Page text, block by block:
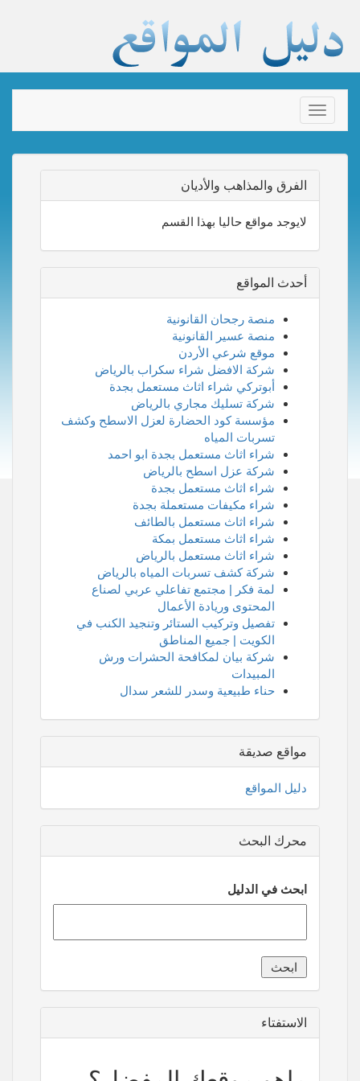
Toggle
navigation
الفرق والمذاهب والأديان
لايوجد مواقع حاليا بهذا القسم
أحدث المواقع
منصة رجحان القانونية
منصة عسير القانونية
موقع شرعي الأردن
شركة الافضل شراء سكراب بالرياض
أبوتركي شراء اثاث مستعمل بجدة
شركة تسليك مجاري بالرياض
مؤسسة كود الحضارة لعزل الاسطح وكشف
تسربات المياه
شراء اثاث مستعمل بجدة ابو احمد
شركة عزل اسطح بالرياض
شراء اثاث مستعمل بجدة
شراء مكيفات مستعملة بجدة
شراء اثاث مستعمل بالطائف
شراء اثاث مستعمل بمكة
شراء اثاث مستعمل بالرياض
شركة كشف تسربات المياه بالرياض
لمة فكر | مجتمع تفاعلي عربي لصناع
المحتوى وريادة الأعمال
تفصيل وتركيب الستائر وتنجيد الكنب في
الكويت | جميع المناطق
شركة بيان لمكافحة الحشرات ورش
المبيدات
حناء طبيعية وسدر للشعر سدال
مواقع صديقة
دليل المواقع
محرك البحث
ابحث في الدليل
الاستفتاء